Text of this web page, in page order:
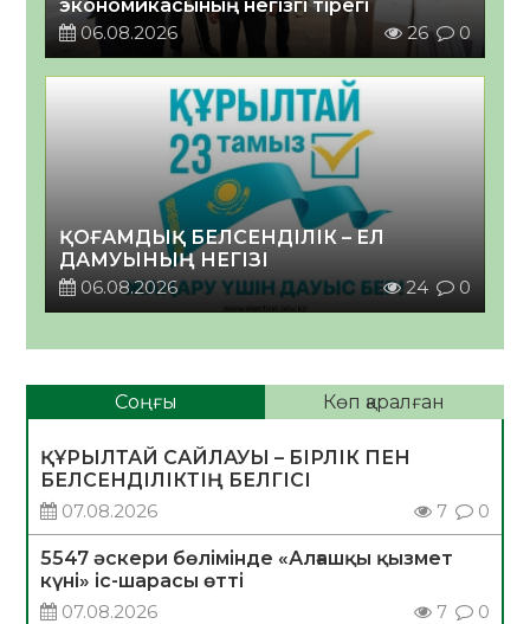
экономикасының негізгі тірегі
06.08.2026
26 0
ҚОҒАМДЫҚ БЕЛСЕНДІЛІК – ЕЛ
ДАМУЫНЫҢ НЕГІЗІ
06.08.2026
24 0
Соңғы Көп қаралған
ҚҰРЫЛТАЙ САЙЛАУЫ – БІРЛІК ПЕН
БЕЛСЕНДІЛІКТІҢ БЕЛГІСІ
07.08.2026
7 0
5547 әскери бөлімінде «Алғашқы қызмет
күні» іс-шарасы өтті
07.08.2026
7 0